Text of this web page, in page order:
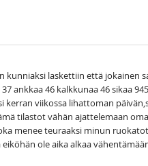
kunniaksi laskettiin että jokainen
ankkaa 46 kalkkunaa 46 sikaa
kerran viikossa lihattoman
tilastot vähän ajattelemaan
menee teuraaksi minun
ole aika alkaa